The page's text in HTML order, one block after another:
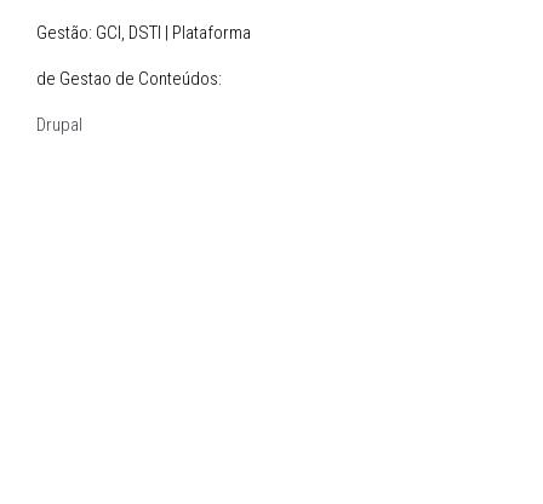
Gestão: GCI, DSTI | Plataforma
de Gestao de Conteúdos:
Drupal